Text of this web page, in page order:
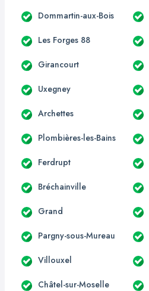
Dommartin-aux-Bois
Les Forges 88
Girancourt
Uxegney
Archettes
Plombières-les-Bains
Ferdrupt
Bréchainville
Grand
Pargny-sous-Mureau
Villouxel
Châtel-sur-Moselle